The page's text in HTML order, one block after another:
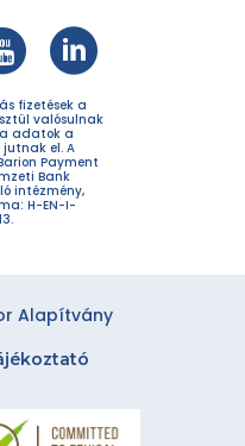
fizetések a
valósulnak
adatok a
jutnak el. A
Payment
Bank
intézmény,
H-EN-I-
Alapítvány